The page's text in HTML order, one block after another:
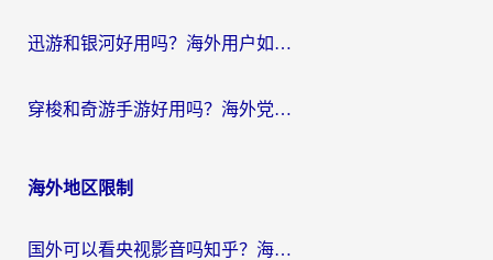
迅游和银河好用吗？海外用户如何选择回国加速器实现无缝访问国内资源
穿梭和奇游手游好用吗？海外党亲测3款回国加速器，附蜜蜂加速器七天试用攻略
海外地区限制
国外可以看央视影音吗知乎？海外党亲测有效的回国加速方案